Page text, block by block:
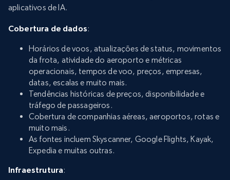
aplicativos de IA.
Cobertura de dados:
Horários de voos, atualizações de status, movimentos
da frota, atividade do aeroporto e métricas
operacionais, tempos de voo, preços, empresas,
datas, escalas e muito mais.
Tendências históricas de preços, disponibilidade e
tráfego de passageiros.
Cobertura de companhias aéreas, aeroportos, rotas e
muito mais.
As fontes incluem Skyscanner, Google Flights, Kayak,
Expedia e muitas outras.
Infraestrutura: